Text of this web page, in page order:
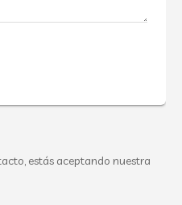
estás aceptando nuestra